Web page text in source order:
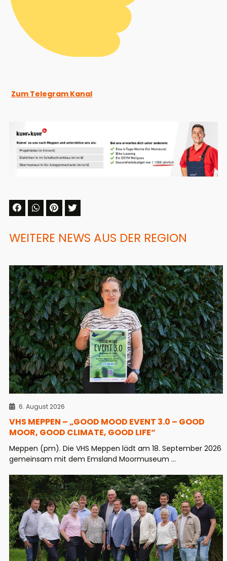
Zum Telegram Kanal
WEITERE NEWS AUS DER REGION
6. August 2026
VHS MEPPEN – „GOOD MOOD EVENT 3.0 – GOOD
MOOR, GOOD CLIMATE, GOOD LIFE“
Meppen (pm). Die VHS Meppen lädt am 18. September 2026
gemeinsam mit dem Emsland Moormuseum ...